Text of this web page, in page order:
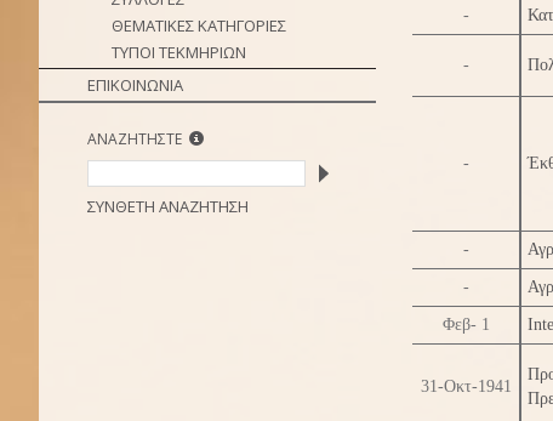
ΘΕΜΑΤΙΚΕΣ ΚΑΤΗΓΟΡΙΕΣ
ΤΥΠΟΙ ΤΕΚΜΗΡΙΩΝ
ΕΠΙΚΟΙΝΩΝΙΑ
ΑΝΑΖΗΤΗΣΤΕ
ΣΥΝΘΕΤΗ ΑΝΑΖΗΤΗΣΗ
-
-
-
-
-
Φεβ- 1
31-Οκτ-1941